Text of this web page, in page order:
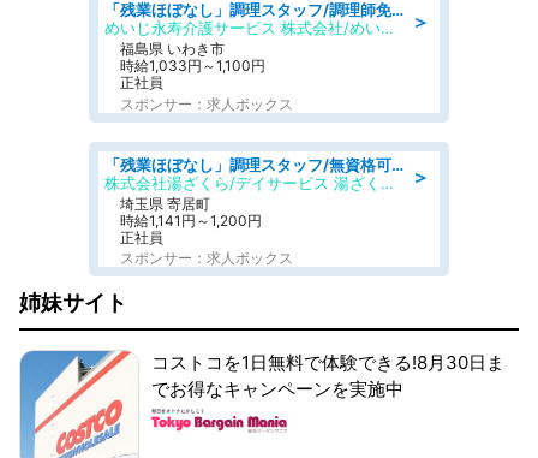
＞
「残業ほぼなし」調理スタッフ/調理師免許必須/正職員/日勤のみ/住宅型有料老人ホーム
めいじ永寿介護サービス 株式会社/めいじ永寿介護サービスセンター
福島県 いわき市
時給1,033円～1,100円
正社員
スポンサー：求人ボックス
＞
「残業ほぼなし」調理スタッフ/無資格可/正職員/日勤のみ/デイサービス/社会保障完備
株式会社湯ざくら/デイサービス 湯ざくらケアリゾート
埼玉県 寄居町
時給1,141円～1,200円
正社員
スポンサー：求人ボックス
姉妹サイト
コストコを1日無料で体験できる!8月30日ま
でお得なキャンペーンを実施中